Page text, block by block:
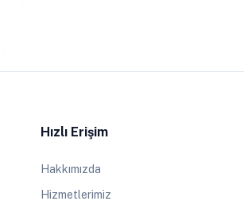
Hızlı Erişim
Hakkımızda
Hizmetlerimiz